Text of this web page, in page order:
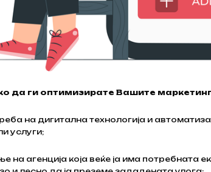
да ги оптимизирате Вашите
на дигитална технологија и
услуги;
на агенција која веќе ја има потребната